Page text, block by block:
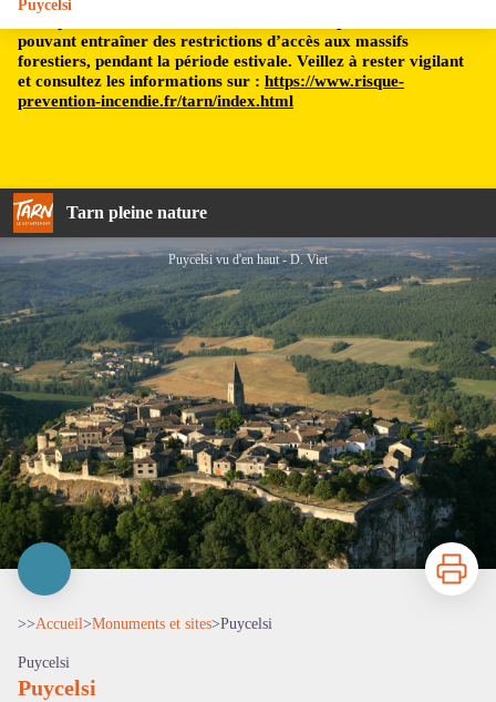
pouvant entraîner des restrictions d’accès aux massifs
forestiers, pendant la période estivale. Veillez à rester vigilant
et consultez les informations sur : https://www.risque-
prevention-incendie.fr/tarn/index.html
Tarn pleine nature
Puycelsi
Puycelsi vu d'en haut - D. Viet
Imprimer
>>Accueil>Monuments et sites>Puycelsi
Puycelsi
Puycelsi